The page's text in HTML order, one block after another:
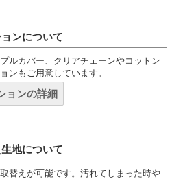
ンについて
ルカバー、クリアチェーンやコットン
ンもご用意しています。
ョンの詳細
地について
替えが可能です。汚れてしまった時や